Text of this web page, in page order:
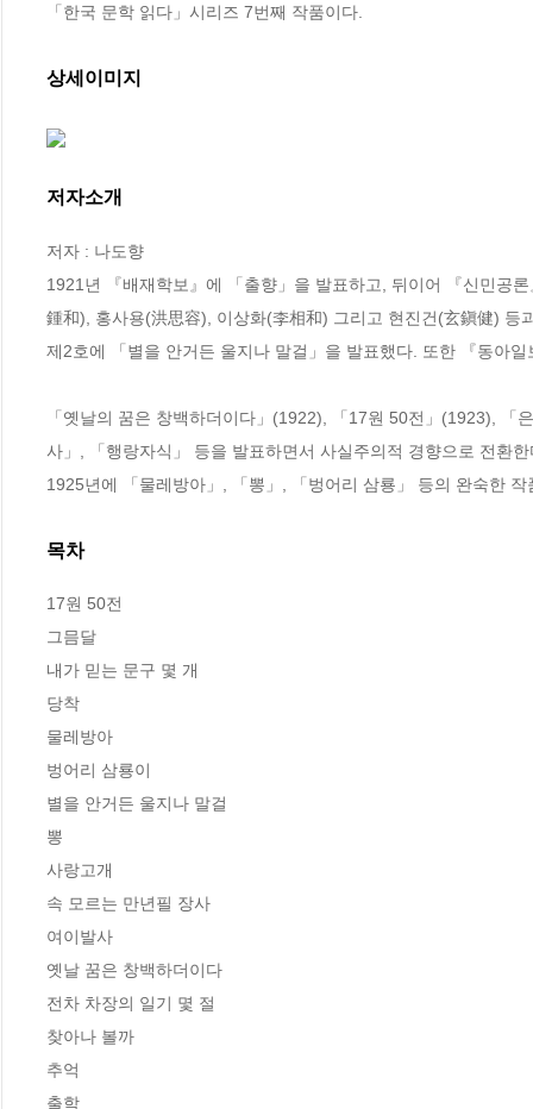
「한국 문학 읽다」시리즈 7번째 작품이다.
상세이미지
저자소개
저자 : 나도향
1921년 『배재학보』에 「출향」을 발표하고, 뒤이어 『신민공
鍾和), 홍사용(洪思容), 이상화(李相和) 그리고 현진건(玄鎭健)
제2호에 「별을 안거든 울지나 말걸」을 발표했다. 또한 『동아
「옛날의 꿈은 창백하더이다」(1922), 「17원 50전」(1923),
사」, 「행랑자식」 등을 발표하면서 사실주의적 경향으로 전환
1925년에 「물레방아」, 「뽕」, 「벙어리 삼룡」 등의 완숙한
목차
17원 50전
그믐달
내가 믿는 문구 몇 개
당착
물레방아
벙어리 삼룡이
별을 안거든 울지나 말걸
뽕
사랑고개
속 모르는 만년필 장사
여이발사
옛날 꿈은 창백하더이다
전차 차장의 일기 몇 절
찾아나 볼까
추억
출학